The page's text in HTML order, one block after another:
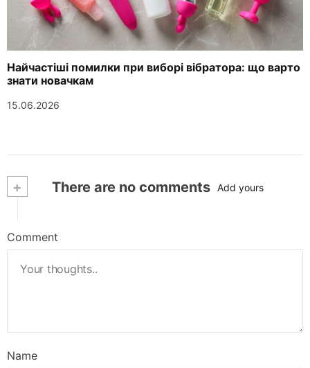
Найчастіші помилки при виборі вібратора: що варто
знати новачкам
15.06.2026
+ There are no comments Add yours
Comment
Name